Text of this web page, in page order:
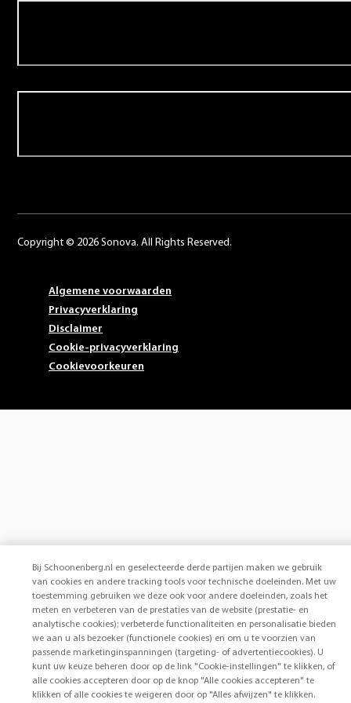
Copyright © 2026 Sonova. All Rights Reserved.
Algemene voorwaarden
Privacyverklaring
Disclaimer
Cookie-privacyverklaring
Cookievoorkeuren
Bij Schoonenberg.nl en geselecteerde derde partijen maken we gebruik
van cookies en andere tracking tools voor technische doeleinden. Met uw
toestemming gebruiken we deze ook voor andere doeleinden, zoals het
meten en verbeteren van de prestaties van de website (prestatie- en
analytische cookies); verbeterde functionaliteiten en personalisatie bieden
we aan u als bezoeker (functionele cookies) en om u te voorzien van
passende marketinginspanningen (targeting- of advertentiecookies). U
kunt uw keuze beheren door op de link "Cookie-instellingen" te klikken, of
alle cookies accepteren door op de knop "Alle cookies accepteren" te
klikken of alle cookies te weigeren door op "Alles afwijzen" te klikken.